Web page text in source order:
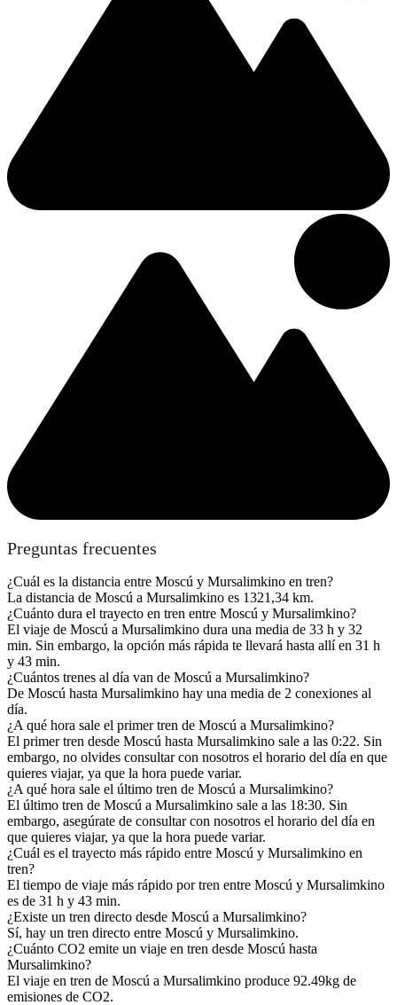
Preguntas frecuentes
¿Cuál es la distancia entre Moscú y Mursalimkino en tren?
La distancia de Moscú a Mursalimkino es 1321,34 km.
¿Cuánto dura el trayecto en tren entre Moscú y Mursalimkino?
El viaje de Moscú a Mursalimkino dura una media de 33 h y 32
min. Sin embargo, la opción más rápida te llevará hasta allí en 31 h
y 43 min.
¿Cuántos trenes al día van de Moscú a Mursalimkino?
De Moscú hasta Mursalimkino hay una media de 2 conexiones al
día.
¿A qué hora sale el primer tren de Moscú a Mursalimkino?
El primer tren desde Moscú hasta Mursalimkino sale a las 0:22. Sin
embargo, no olvides consultar con nosotros el horario del día en que
quieres viajar, ya que la hora puede variar.
¿A qué hora sale el último tren de Moscú a Mursalimkino?
El último tren de Moscú a Mursalimkino sale a las 18:30. Sin
embargo, asegúrate de consultar con nosotros el horario del día en
que quieres viajar, ya que la hora puede variar.
¿Cuál es el trayecto más rápido entre Moscú y Mursalimkino en
tren?
El tiempo de viaje más rápido por tren entre Moscú y Mursalimkino
es de 31 h y 43 min.
¿Existe un tren directo desde Moscú a Mursalimkino?
Sí, hay un tren directo entre Moscú y Mursalimkino.
¿Cuánto CO2 emite un viaje en tren desde Moscú hasta
Mursalimkino?
El viaje en tren de Moscú a Mursalimkino produce 92.49kg de
emisiones de CO2.